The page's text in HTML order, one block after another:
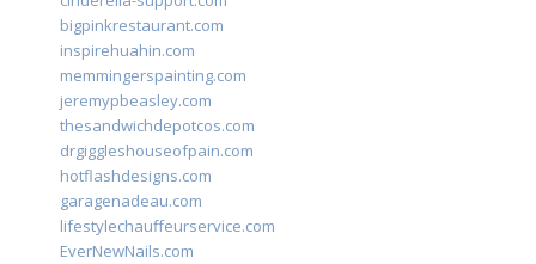
bigpinkrestaurant.com
inspirehuahin.com
memmingerspainting.com
jeremypbeasley.com
thesandwichdepotcos.com
drgiggleshouseofpain.com
hotflashdesigns.com
garagenadeau.com
lifestylechauffeurservice.com
EverNewNails.com